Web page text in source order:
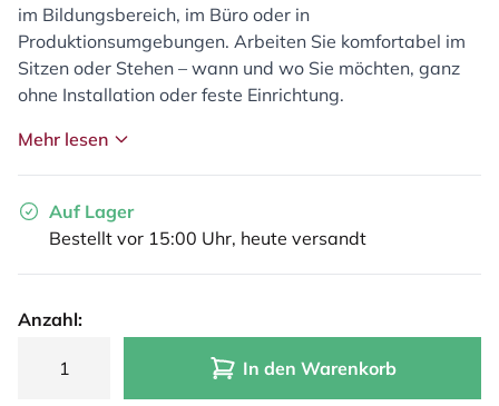
im Bildungsbereich, im Büro oder in
Produktionsumgebungen. Arbeiten Sie komfortabel im
Sitzen oder Stehen – wann und wo Sie möchten, ganz
ohne Installation oder feste Einrichtung.
Mehr lesen
Auf Lager
Bestellt vor 15:00 Uhr, heute versandt
Anzahl:
In den Warenkorb